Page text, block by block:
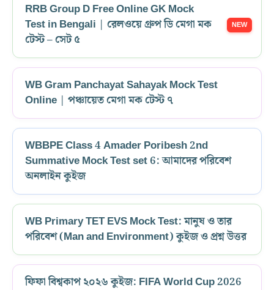
RRB Group D Free Online GK Mock
Test in Bengali | রেলওয়ে গ্রুপ ডি মেগা মক
টেস্ট – সেট ৫
WB Gram Panchayat Sahayak Mock Test
Online | পঞ্চায়েত মেগা মক টেস্ট ৭
WBBPE Class 4 Amader Poribesh 2nd
Summative Mock Test set 6: আমাদের পরিবেশ
অনলাইন কুইজ
WB Primary TET EVS Mock Test: মানুষ ও তার
পরিবেশ (Man and Environment) কুইজ ও প্রশ্ন উত্তর
ফিফা বিশ্বকাপ ২০২৬ কুইজ: FIFA World Cup 2026